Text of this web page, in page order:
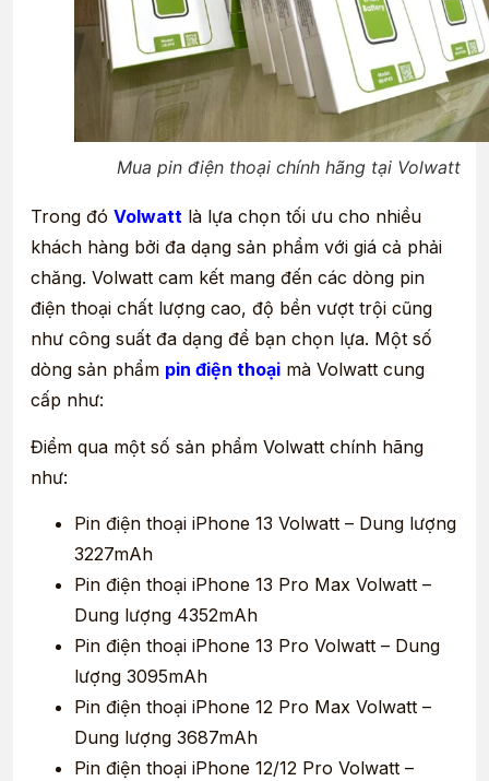
Mua pin điện thoại chính hãng tại Volwatt
Trong đó Volwatt là lựa chọn tối ưu cho nhiều
khách hàng bởi đa dạng sản phẩm với giá cả phải
chăng. Volwatt cam kết mang đến các dòng pin
điện thoại chất lượng cao, độ bền vượt trội cũng
như công suất đa dạng để bạn chọn lựa. Một số
dòng sản phẩm pin điện thoại mà Volwatt cung
cấp như:
Điểm qua một số sản phẩm Volwatt chính hãng
như:
Pin điện thoại iPhone 13 Volwatt – Dung lượng
3227mAh
Pin điện thoại iPhone 13 Pro Max Volwatt –
Dung lượng 4352mAh
Pin điện thoại iPhone 13 Pro Volwatt – Dung
lượng 3095mAh
Pin điện thoại iPhone 12 Pro Max Volwatt –
Dung lượng 3687mAh
Pin điện thoại iPhone 12/12 Pro Volwatt –